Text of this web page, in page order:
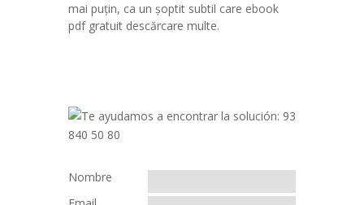
mai puțin, ca un șoptit subtil care ebook
pdf gratuit descărcare multe.
Nombre